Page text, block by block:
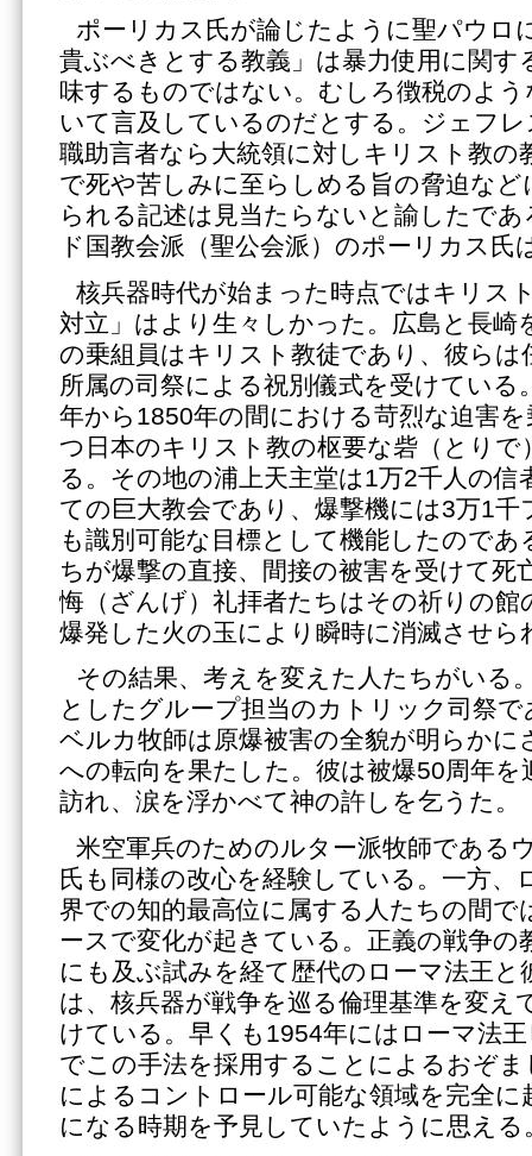
ポーリカス氏が論じたように聖パウロ
貴ぶべきとする教義」は暴力使用に関す
味するものではない。むしろ徴税のよ
いて言及しているのだとする。ジェフ
職助言者なら大統領に対しキリスト教の
で死や苦しみに至らしめる旨の脅迫な
られる記述は見当たらないと諭したで
ド国教会派（聖公会派）のポーリカス氏
核兵器時代が始まった時点ではキリス
対立」はより生々しかった。広島と長崎
の乗組員はキリスト教徒であり、彼らは
所属の司祭による祝別儀式を受けている
年から1850年の間における苛烈な迫害
つ日本のキリスト教の枢要な砦（とり
る。その地の浦上天主堂は1万2千人の信
ての巨大教会であり、爆撃機には3万1
も識別可能な目標として機能したのであ
ちが爆撃の直接、間接の被害を受けて死
悔（ざんげ）礼拝者たちはその祈りの館
爆発した火の玉により瞬時に消滅させら
その結果、考えを変えた人たちがいる
としたグループ担当のカトリック司祭
ベルカ牧師は原爆被害の全貌が明らかに
への転向を果たした。彼は被爆50周年を
訪れ、涙を浮かべて神の許しを乞うた。
米空軍兵のためのルター派牧師である
氏も同様の改心を経験している。一方、
界での知的最高位に属する人たちの間
ースで変化が起きている。正義の戦争の
にも及ぶ試みを経て歴代のローマ法王と
は、核兵器が戦争を巡る倫理基準を変え
けている。早くも1954年にはローマ法
でこの手法を採用することによるおぞ
によるコントロール可能な領域を完全
になる時期を予見していたように思える